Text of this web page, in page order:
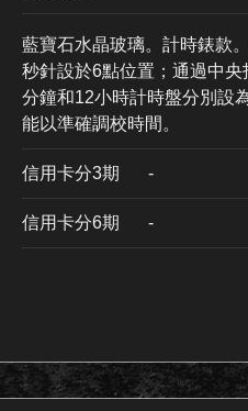
藍寶石水晶玻璃。計時錶款
秒針設於6點位置；通過中
分鐘和12小時計時盤分別設
能以準確調校時間。
信用卡分3期 ​-
信用卡分6期 -